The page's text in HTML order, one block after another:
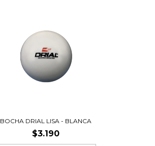
BOCHA DRIAL LISA - BLANCA
$3.190